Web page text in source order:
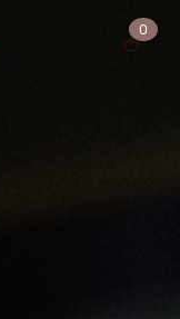
0
КОРЗИНА (0)